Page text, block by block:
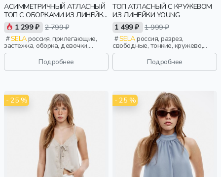
АСИММЕТРИЧНЫЙ АТЛАСНЫЙ
ТОП С ОБОРКАМИ ИЗ ЛИНЕЙКИ
YOUNG
1 299 ₽ 2 799 ₽
SELAроссия, прилегающие,
застежка, оборка, девочки,
старшеклассники, дети
Подробнее
ТОП АТЛАСНЫЙ С КРУЖЕВОМ
ИЗ ЛИНЕЙКИ YOUNG
1 499 ₽ 1 999 ₽
SELAроссия, разрез,
свободные, тонкие, кружево,
девочки, старшеклассники, дети
Подробнее
- 25 % - 25 %